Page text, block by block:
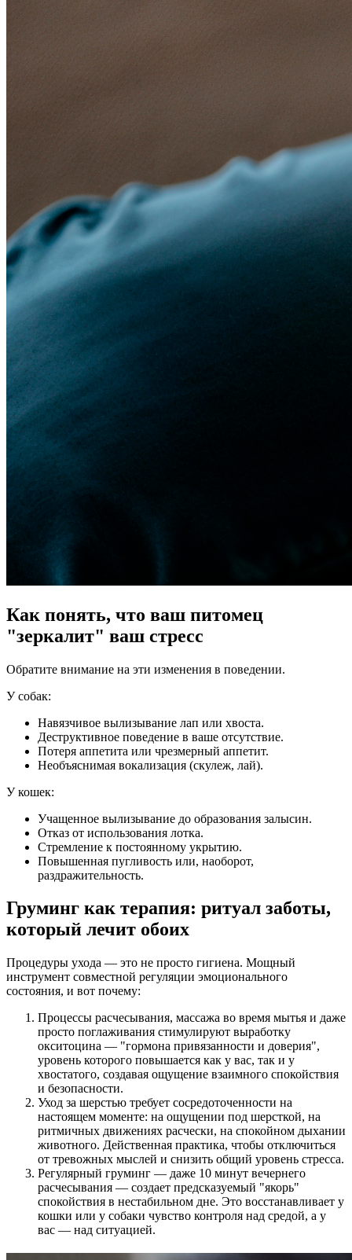
Как понять, что ваш питомец
"зеркалит" ваш стресс
Обратите внимание на эти изменения в поведении.
У собак:
Навязчивое вылизывание лап или хвоста.
Деструктивное поведение в ваше отсутствие.
Потеря аппетита или чрезмерный аппетит.
Необъяснимая вокализация (скулеж, лай).
У кошек:
Учащенное вылизывание до образования залысин.
Отказ от использования лотка.
Стремление к постоянному укрытию.
Повышенная пугливость или, наоборот,
раздражительность.
Груминг как терапия: ритуал заботы,
который лечит обоих
Процедуры ухода — это не просто гигиена. Мощный
инструмент совместной регуляции эмоционального
состояния, и вот почему:
Процессы расчесывания, массажа во время мытья и даже
просто поглаживания стимулируют выработку
окситоцина — "гормона привязанности и доверия",
уровень которого повышается как у вас, так и у
хвостатого, создавая ощущение взаимного спокойствия
и безопасности.
Уход за шерстью требует сосредоточенности на
настоящем моменте: на ощущении под шерсткой, на
ритмичных движениях расчески, на спокойном дыхании
животного. Действенная практика, чтобы отключиться
от тревожных мыслей и снизить общий уровень стресса.
Регулярный груминг — даже 10 минут вечернего
расчесывания — создает предсказуемый "якорь"
спокойствия в нестабильном дне. Это восстанавливает у
кошки или у собаки чувство контроля над средой, а у
вас — над ситуацией.